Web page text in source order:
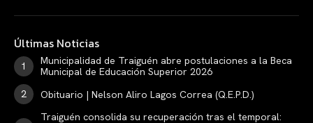
Últimas Noticias
Municipalidad de Traiguén abre postulaciones a la Beca
Municipal de Educación Superior 2026
Obituario | Nelson Aliro Lagos Correa (Q.E.P.D.)
Traiguén consolida su recuperación tras el temporal: